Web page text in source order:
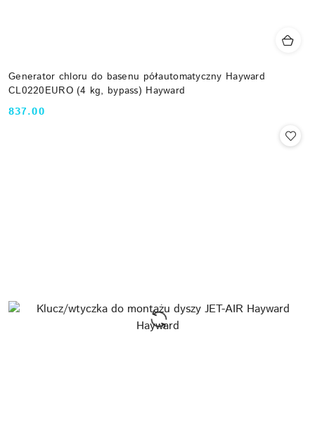
Generator chloru do basenu półautomatyczny Hayward
CL0220EURO (4 kg, bypass) Hayward
Cena:
837.00